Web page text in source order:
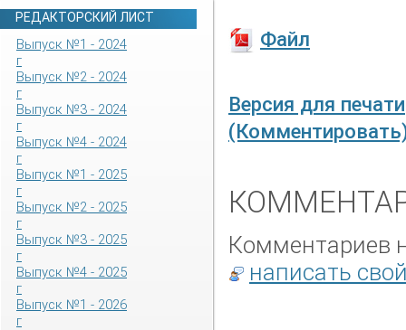
РЕДАКТОРСКИЙ ЛИСТ
Выпуск №1 - 2024
г
Выпуск №2 - 2024
г
Выпуск №3 - 2024
г
Выпуск №4 - 2024
г
Выпуск №1 - 2025
г
Выпуск №2 - 2025
г
Выпуск №3 - 2025
г
Выпуск №4 - 2025
г
Выпуск №1 - 2026
г
Файл
Версия для печати
Комментариев
написать